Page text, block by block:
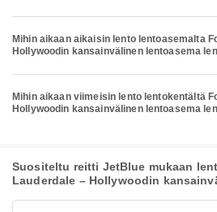
Mihin aikaan aikaisin lento lentoasemalta
Hollywoodin kansainvälinen lentoasema
Mihin aikaan viimeisin lento lentokentältä
Hollywoodin kansainvälinen lentoasema
Suositeltu reitti JetBlue mukaan
Lauderdale – Hollywoodin